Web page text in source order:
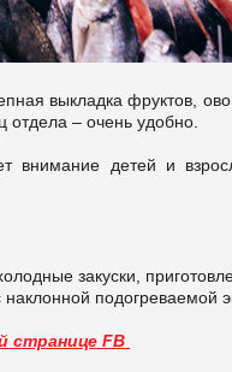
выкладка фруктов,
отдела – очень удобно.
внимание детей и
закуски,
подогреваемой
странице FB